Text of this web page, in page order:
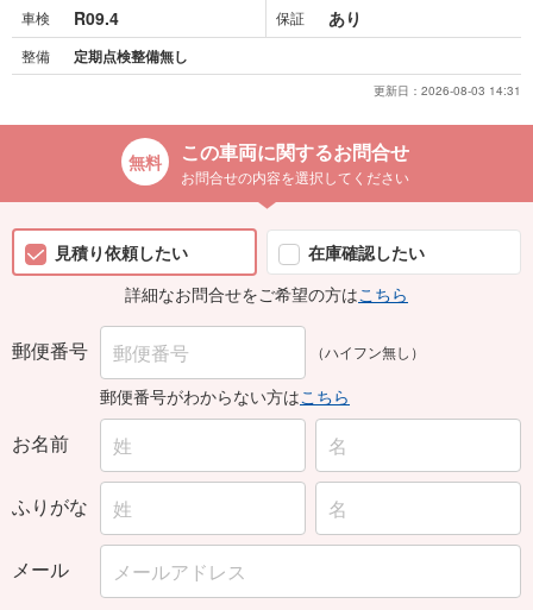
車検 R09.4 保証 あり
整備 定期点検整備無し
更新日： 2026-08-03 14:31
この車両に関するお問合せ
お問合せの内容を選択してください
見積り依頼したい
在庫確認したい
詳細なお問合せをご希望の方はこちら
郵便番号 （ハイフン無し）
郵便番号がわからない方はこちら
お名前
ふりがな
メール